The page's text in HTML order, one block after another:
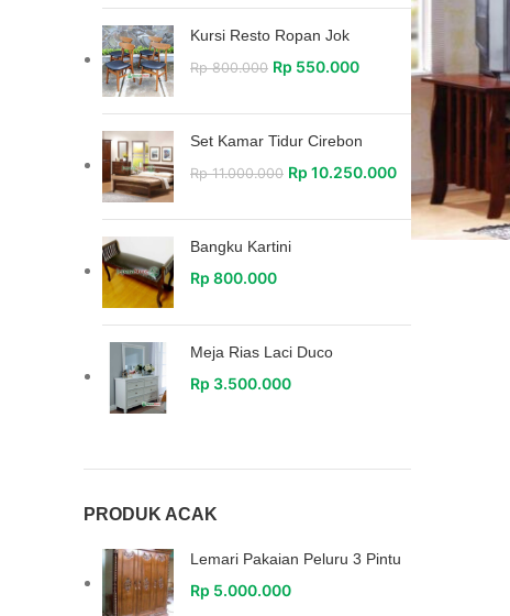
Kursi Resto Ropan Jok
Rp800.000 Rp 550.000
Set Kamar Tidur Cirebon
Rp11.000.000 Rp 10.250.000
Bangku Kartini
Rp 800.000
Meja Rias Laci Duco
Rp 3.500.000
PRODUK ACAK
Lemari Pakaian Peluru 3 Pintu
Rp 5.000.000